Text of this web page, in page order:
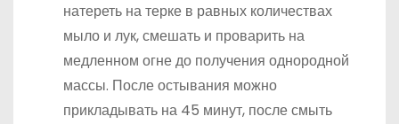
натереть на терке в равных количествах
мыло и лук, смешать и проварить на
медленном огне до получения однородной
массы. После остывания можно
прикладывать на 45 минут, после смыть